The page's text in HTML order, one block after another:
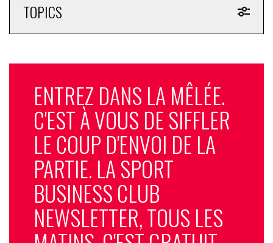
TOPICS
ENTREZ DANS LA MÊLÉE.
C'EST À VOUS DE SIFFLER
LE COUP D'ENVOI DE LA
PARTIE. LA SPORT
BUSINESS CLUB
NEWSLETTER, TOUS LES